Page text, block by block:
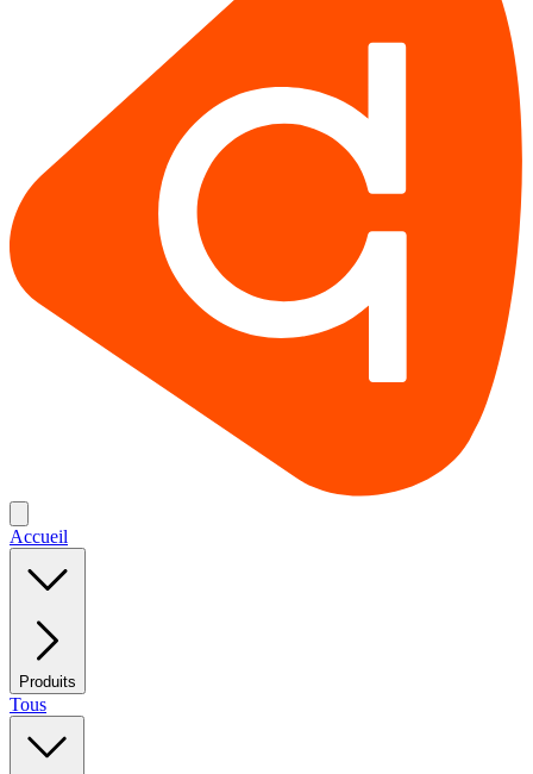
Accueil
Produits
Tous